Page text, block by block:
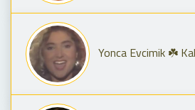
Yonca Evcimik ☘️